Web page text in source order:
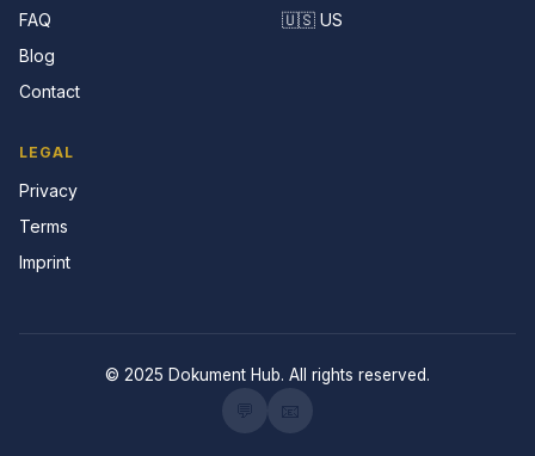
FAQ
Blog
Contact
🇺🇸 US
LEGAL
Privacy
Terms
Imprint
© 2025 Dokument Hub. All rights reserved.